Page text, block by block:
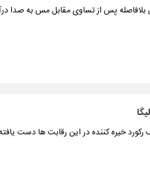
پس از تساوی مقابل مس به صدا
رکورد خیره کننده در این رقابت ها دست